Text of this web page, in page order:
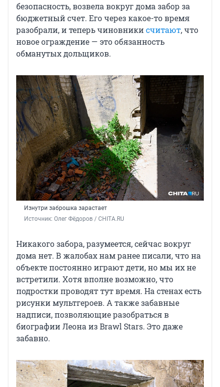
безопасность, возвела вокруг дома забор за
бюджетный счет. Его через какое-то время
разобрали, и теперь чиновникисчитают, что
новое ограждение — это обязанность
обманутых дольщиков.
Изнутри заброшка зарастает
Источник: Олег Фёдоров / CHITA.RU
Никакого забора, разумеется, сейчас вокруг
дома нет. В жалобах нам ранее писали, что на
объекте постоянно играют дети, но мы их не
встретили. Хотя вполне возможно, что
подростки проводят тут время. На стенах есть
рисунки мультгероев. А также забавные
надписи, позволяющие разобраться в
биографии Леона из Brawl Stars. Это даже
забавно.